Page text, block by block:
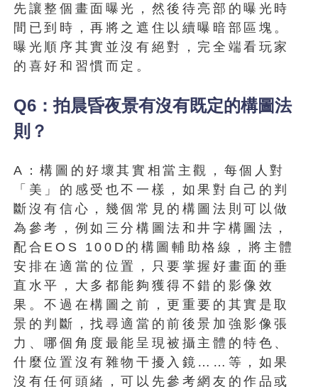
先讓整個畫面曝光，然後待亮部的曝光時
間已到時，再將之遮住以續曝暗部區塊。
曝光順序其實並沒有絕對，完全端看玩家
的喜好和習慣而定。
Q6：拍晨昏夜景有沒有既定的構圖法
則？
A：構圖的好壞其實相當主觀，每個人對
「美」的感受也不一樣，如果對自己的判
斷沒有信心，幾個常見的構圖法則可以做
為參考，例如三分構圖法和井字構圖法，
配合EOS 100D的構圖輔助格線，將主體
安排在適當的位置，只要掌握好畫面的垂
直水平，大多都能夠獲得不錯的影像效
果。不過在構圖之前，更重要的其實是取
景的判斷，找尋適當的前後景加強影像張
力、哪個角度最能呈現被攝主體的特色、
什麼位置沒有雜物干擾入鏡……等，如果
沒有任何頭緒，可以先參考網友的作品或